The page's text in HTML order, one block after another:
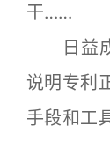
干……
日益成
说明专利
手段和工